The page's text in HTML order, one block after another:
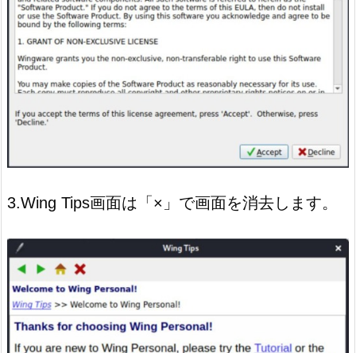
3.Wing Tips画面は「×」で画面を消去します。